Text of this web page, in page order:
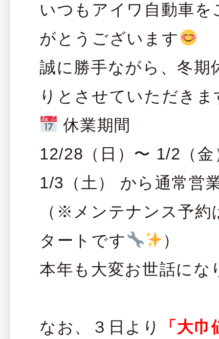
いつもアイワ自動車を
がとうございます
誠に勝手ながら、冬期
りとさせていただきま
休業期間
12/28（日）〜 1/2（金
1/3（土） から通常営
（※メンテナンス予
タートです
）
本年も大変お世話にな
なお、３日より
「大